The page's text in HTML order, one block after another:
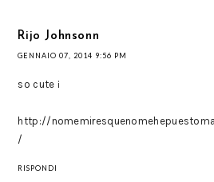
Rijo Johnsonn
GENNAIO 07, 2014 9:56 PM
so cute ¡
http://
/
RISPONDI